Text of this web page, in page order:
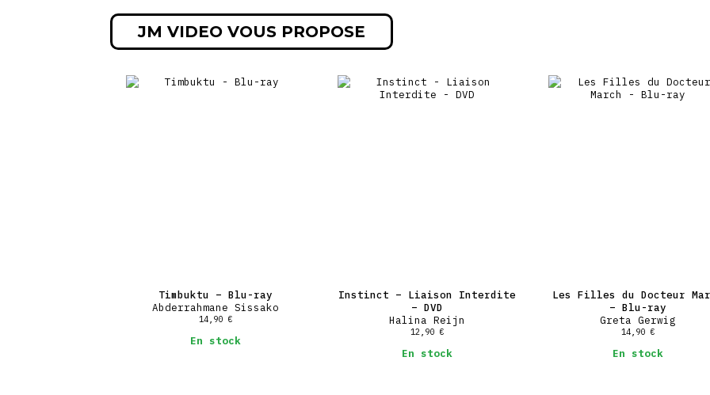
JM VIDEO VOUS PROPOSE
Timbuktu – Blu-ray
Abderrahmane Sissako
14,90 €
En stock
Instinct – Liaison Interdite
– DVD
Halina Reijn
12,90 €
En stock
Les Filles du Docteur
– Blu-ray
Greta Gerwig
14,90 €
En stock